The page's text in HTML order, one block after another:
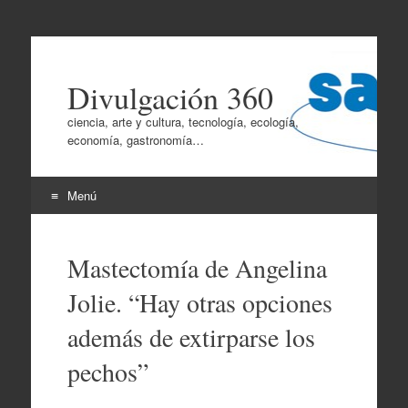
Divulgación 360
ciencia, arte y cultura, tecnología, ecología,
economía, gastronomía…
Menú
contenidoMastectomía de Angelina
Jolie. “Hay otras opciones
además de extirparse los
pechos”